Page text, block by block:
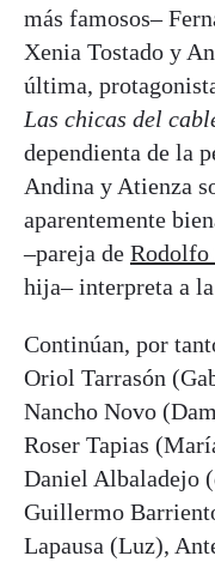
más famosos–
Xenia Tostado y
última,
Las chicas del
dependienta de la
Andina y Atienza
aparentemente
–pareja de Rodolfo
hija– interpreta a
Continúan, por
Oriol Tarrasón
Nancho Novo
Roser Tapias
Daniel Albaladejo
Guillermo
Lapausa (Luz),